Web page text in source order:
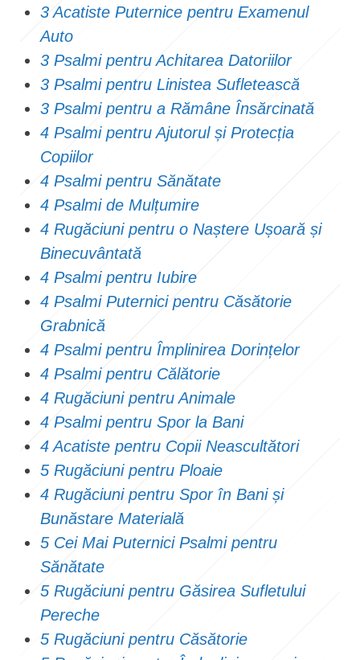
3 Acatiste Puternice pentru Examenul
Auto
3 Psalmi pentru Achitarea Datoriilor
3 Psalmi pentru Linistea Sufletească
3 Psalmi pentru a Rămâne Însărcinată
4 Psalmi pentru Ajutorul și Protecția
Copiilor
4 Psalmi pentru Sănătate
4 Psalmi de Mulțumire
4 Rugăciuni pentru o Naștere Ușoară și
Binecuvântată
4 Psalmi pentru Iubire
4 Psalmi Puternici pentru Căsătorie
Grabnică
4 Psalmi pentru Împlinirea Dorințelor
4 Psalmi pentru Călătorie
4 Rugăciuni pentru Animale
4 Psalmi pentru Spor la Bani
4 Acatiste pentru Copii Neascultători
5 Rugăciuni pentru Ploaie
4 Rugăciuni pentru Spor în Bani și
Bunăstare Materială
5 Cei Mai Puternici Psalmi pentru
Sănătate
5 Rugăciuni pentru Găsirea Sufletului
Pereche
5 Rugăciuni pentru Căsătorie